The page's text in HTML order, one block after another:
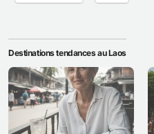
Destinations tendances au Laos